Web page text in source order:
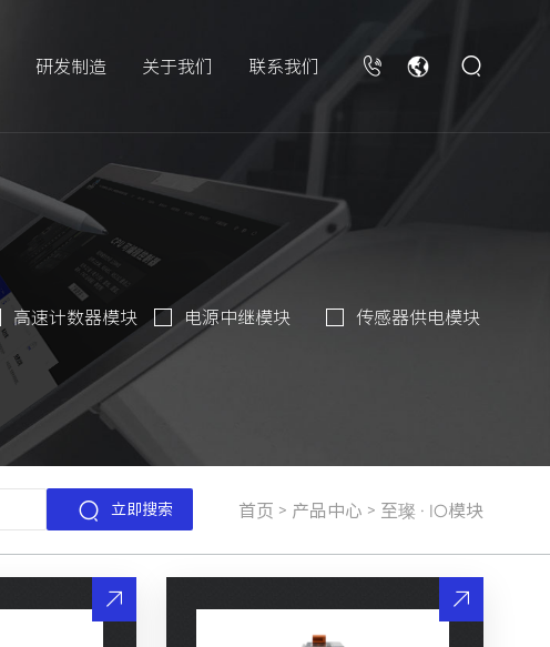
研发制造 关于我们 联系我们
高速计数器模块 电源中继模块 传感器供电模块
立即搜索 首页 > 产品中心 > 至璨 · IO模块